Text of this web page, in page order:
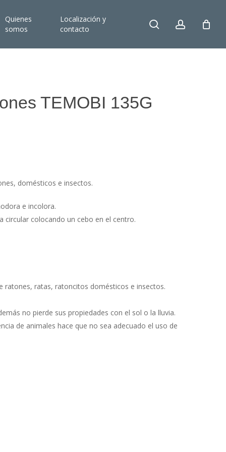
Quienes
somos
Localización y
contacto
search account
TEMOBI 135G
domésticos e insectos.
e incolora.
colocando un cebo en el centro.
ratones, ratas, ratoncitos domésticos e insectos.
no pierde sus propiedades con el sol o la lluvia.
de animales hace que no sea adecuado el uso de